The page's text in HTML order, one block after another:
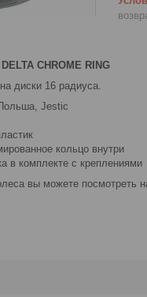
CHROME RING
диски 16 радиуса.
Jestic
кольцо внутри
в комплекте с креплениями
вы можете посмотреть